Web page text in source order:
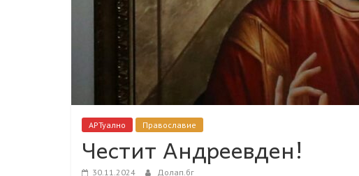
АРТуално Православие
Честит Андреевден!
30.11.2024 Долап.бг